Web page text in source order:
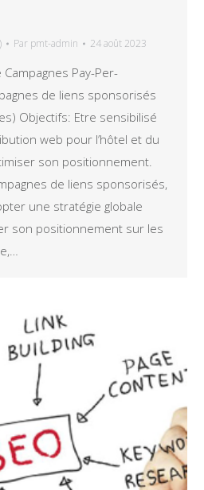
Par pmt-admin 24 août 2023
Pay-Per-
de liens sponsorisés
Objectifs: Etre sensibilisé
web pour l’hôtel et du
son positionnement.
de liens sponsorisés,
une stratégie globale
son positionnement sur les